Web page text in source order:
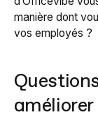
manière dont
vos employés ?